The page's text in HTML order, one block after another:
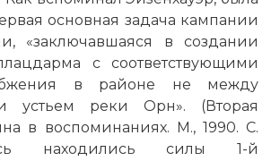
основная задача кампании
«заключавшаяся в создании
с соответствующими
в районе не между
устьем реки Орн». (Вторая
в воспоминаниях. М., 1990. С.
находились силы 1-й